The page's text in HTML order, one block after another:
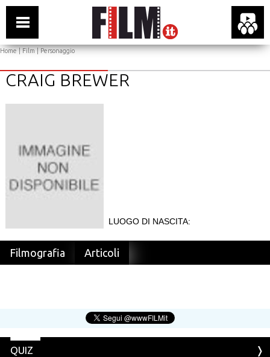
Home|Film| Personaggio
CRAIG BREWER
LUOGO DI NASCITA:
Filmografia Articoli
QUIZ